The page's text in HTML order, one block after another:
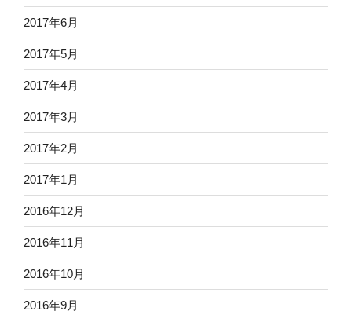
2017年6月
2017年5月
2017年4月
2017年3月
2017年2月
2017年1月
2016年12月
2016年11月
2016年10月
2016年9月